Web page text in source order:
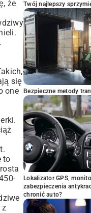
że
się
one
to
z
Twój najlepszy
Bezpieczne metody
Lokalizator GPS,
zabezpieczenia
chronić auto?